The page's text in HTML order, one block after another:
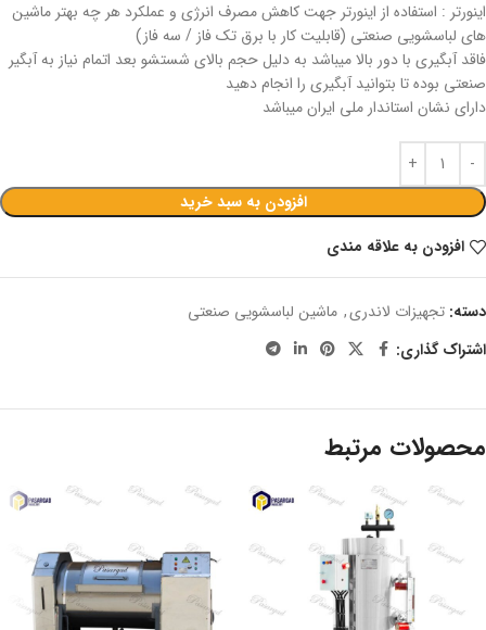
اینورتر : استفاده از اینورتر جهت کاهش مصرف انرژی و عملکرد هر چه بهتر ماشین
های لباسشویی صنعتی (قابلیت کار با برق تک فاز / سه فاز)
فاقد آبگیری با دور بالا میباشد به دلیل حجم بالای شستشو بعد اتمام نیاز به آبگیر
صنعتی بوده تا بتوانید آبگیری را انجام دهید
دارای نشان استاندار ملی ایران میباشد
افزودن به سبد خرید
افزودن به علاقه مندی
دسته: تجهیزات لاندری, ماشین لباسشویی صنعتی
اشتراک گذاری:
محصولات مرتبط